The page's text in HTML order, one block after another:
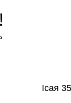
Ісая 35